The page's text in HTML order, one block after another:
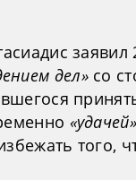
заявил
дел»со
«удачей»
того,